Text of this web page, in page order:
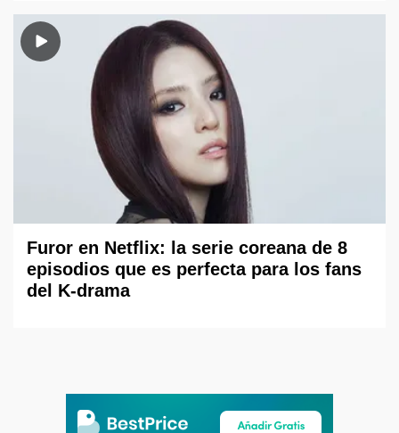
Furor en Netflix: la serie coreana de 8
episodios que es perfecta para los fans
del K-drama